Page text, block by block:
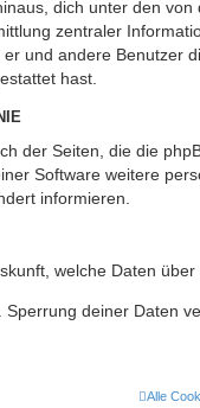
dich unter den
zentraler
und andere Benutzer
hast.
der Seiten, die die
Software weitere
informieren.
welche Daten
deiner Daten
Alle